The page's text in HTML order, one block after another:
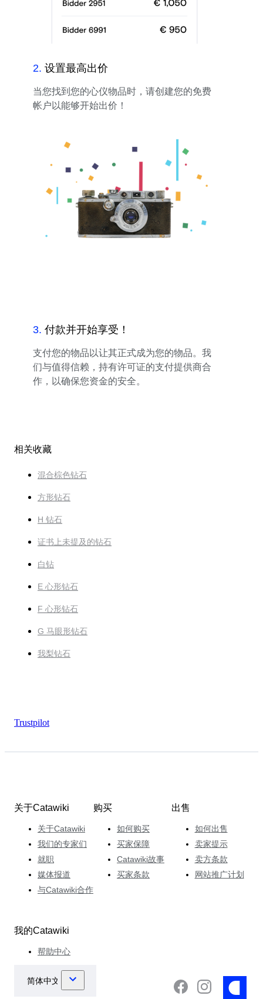
2. 设置最高出价
当您找到您的心仪物品时，请创建您的免费
帐户以能够开始出价！
3. 付款并开始享受！
支付您的物品以让其正式成为您的物品。我
们与值得信赖，持有许可证的支付提供商合
作，以确保您资金的安全。
相关收藏
混合棕色钻石
方形钻石
H 钻石
证书上未提及的钻石
白钻
E 心形钻石
F 心形钻石
G 马眼形钻石
我梨钻石
Trustpilot
关于Catawiki
关于Catawiki
我们的专家们
就职
媒体报道
与Catawiki合作
购买
如何购买
买家保障
Catawiki故事
买家条款
出售
如何出售
卖家提示
卖方条款
网站推广计划
我的Catawiki
帮助中心